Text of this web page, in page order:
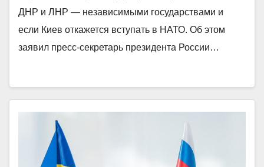
ДНР и ЛНР — независимыми государствами и
если Киев откажется вступать в НАТО. Об этом
заявил пресс-секретарь президента России…